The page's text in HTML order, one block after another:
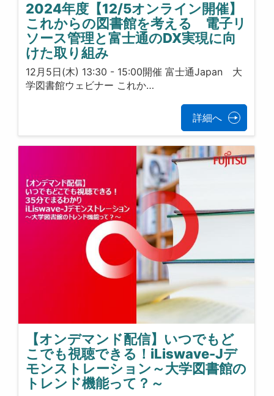
2024年度【12/5オンライン開催】
これからの図書館を考える 電子リ
ソース管理と富士通のDX実現に向
けた取り組み
12月5日(木) 13:30 - 15:00開催 富士通Japan 大
学図書館ウェビナー これか…
詳細へ
【オンデマンド配信】いつでもど
こでも視聴できる！iLiswave-Jデ
モンストレーション～大学図書館の
トレンド機能って？～